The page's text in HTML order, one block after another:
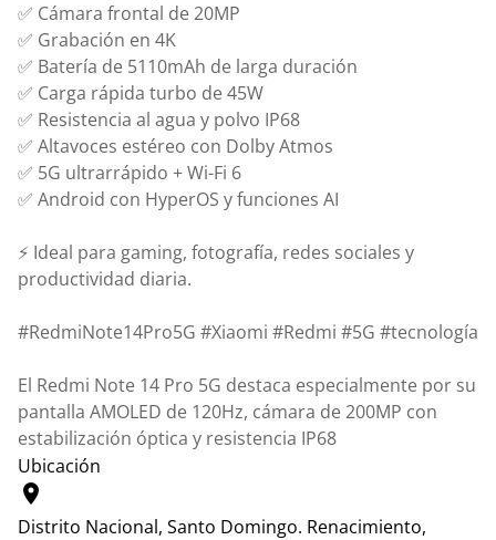
✅ Cámara frontal de 20MP
✅ Grabación en 4K
✅ Batería de 5110mAh de larga duración
✅ Carga rápida turbo de 45W
✅ Resistencia al agua y polvo IP68
✅ Altavoces estéreo con Dolby Atmos
✅ 5G ultrarrápido + Wi-Fi 6
✅ Android con HyperOS y funciones AI
⚡ Ideal para gaming, fotografía, redes sociales y
productividad diaria.
#RedmiNote14Pro5G #Xiaomi #Redmi #5G #tecnología
El Redmi Note 14 Pro 5G destaca especialmente por su
pantalla AMOLED de 120Hz, cámara de 200MP con
estabilización óptica y resistencia IP68
Ubicación
location_on
Distrito Nacional, Santo Domingo. Renacimiento,